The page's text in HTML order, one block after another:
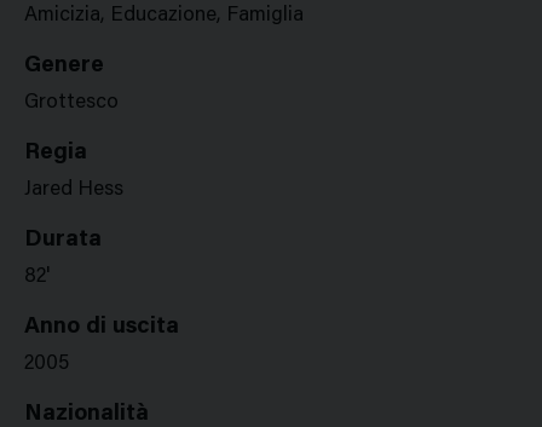
Amicizia, Educazione, Famiglia
Genere
Grottesco
Regia
Jared Hess
Durata
82'
Anno di uscita
2005
Nazionalità